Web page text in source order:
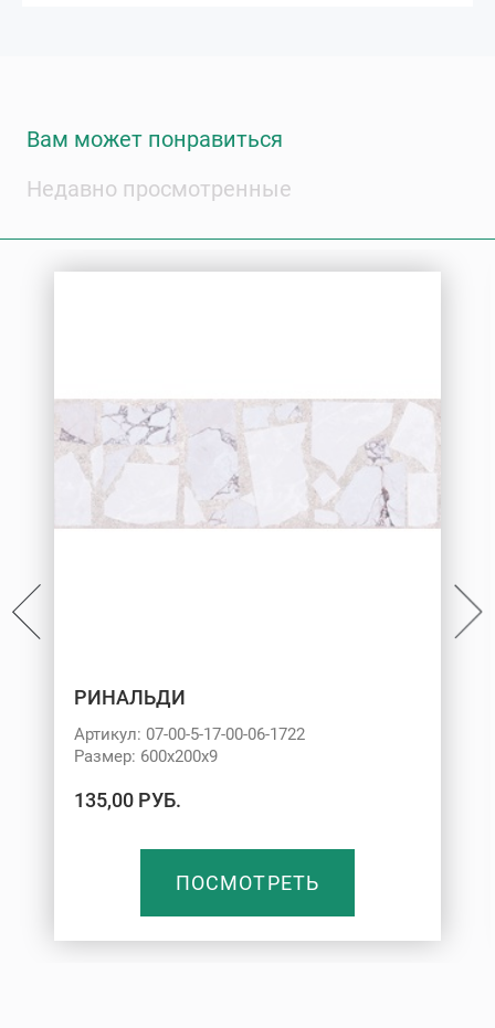
Вам может понравиться
Недавно просмотренные
РИНАЛЬДИ
Артикул: 07-00-5-17-00-06-1722
Размер: 600х200х9
135,00 РУБ.
ПОСМОТРЕТЬ